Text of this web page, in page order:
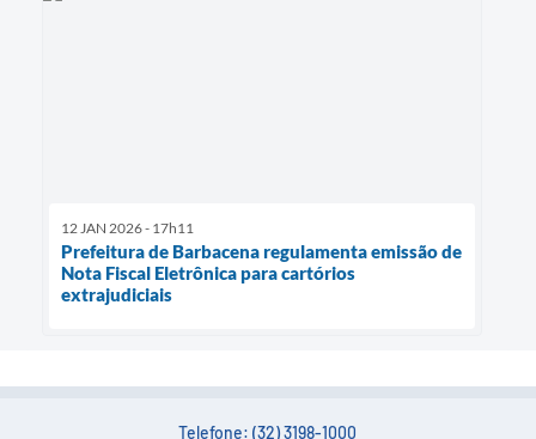
12 JAN 2026 - 17h11
Prefeitura de Barbacena regulamenta emissão de
Nota Fiscal Eletrônica para cartórios
extrajudiciais
Telefone: (32) 3198-1000